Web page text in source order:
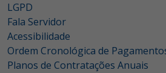
LGPD
Fala Servidor
Acessibilidade
Ordem Cronológica de
Planos de Contratações Anuais